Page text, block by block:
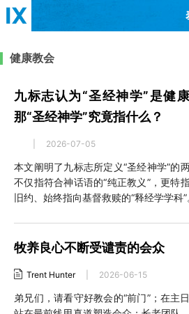
文章 书评
教会带领 解
福音传讲与宣教 成
团契生活与祷告
查看全部
查看全部
隐私条款
西班牙语
葡萄牙语
乌兹别克语
达里语
越南语
意大利语
韩语
土耳其语
阿尔巴尼亚语
塞尔维亚语
健康教会
九标志认为“圣经神学”是健
那“圣经神学”究竟指什么？
2026-07-05
本文阐明了九标志所定义“圣经神学”的
不仅指符合神话语的“纯正教义”，更特
旧约、始终指向基督救赎的“释经学学科”
牧养良心不断受谴责的会众
Trent Hunter 2026-06-15
弟兄们，请看守好教会的“前门”；在主